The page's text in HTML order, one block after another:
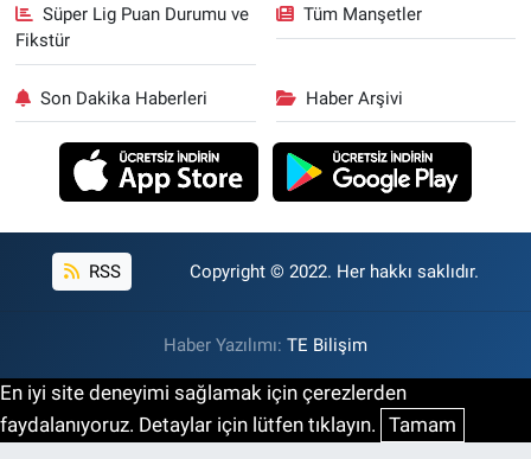
Süper Lig Puan Durumu ve
Fikstür
Tüm Manşetler
Son Dakika Haberleri Haber Arşivi
RSS Copyright © 2022. Her hakkı saklıdır.
Haber Yazılımı: TE Bilişim
En iyi site deneyimi sağlamak için çerezlerden
faydalanıyoruz. Detaylar için lütfen tıklayın. Tamam